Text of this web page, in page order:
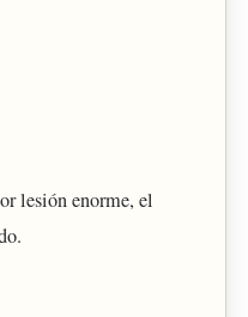
lesión enorme, el